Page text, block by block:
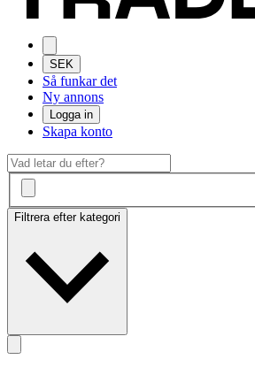
SEK
Så funkar det
Ny annons
Logga in
Skapa konto
Filtrera efter kategori